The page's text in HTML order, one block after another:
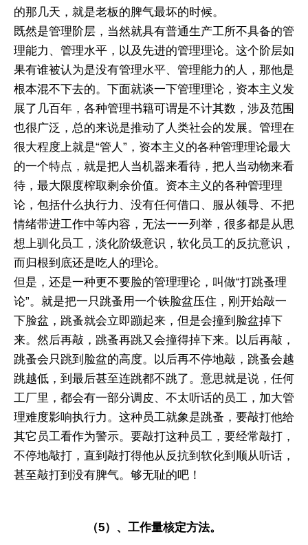
的那几天，就是老板的脾气最坏的时候。
既然是管理阶层，当然就具有普通生产工所不具备的管
理能力、管理水平，以及先进的管理理论。这个阶层如
果有谁被认为是没有管理水平、管理能力的人，那他是
根本混不下去的。下面就谈一下管理理论，资本主义发
展了几百年，各种管理书籍可谓是不计其数，涉及范围
也很广泛，总的来说是推动了人类社会的发展。管理在
很大程度上就是“管人”，资本主义的各种管理理论最大
的一个特点，就是把人当机器来看待，把人当动物来看
待，最大限度榨取剩余价值。资本主义的各种管理理
论，包括什么执行力、没有任何借口、服从领导、不把
情绪带进工作中等内容，无法一一列举，很多都是从思
想上驯化员工，淡化阶级意识，软化员工的反抗意识，
而归根到底还是吃人的理论。
但是，还是一种更不要脸的管理理论，叫做“打跳蚤理
论”。就是把一只跳蚤用一个铁脸盆压住，刚开始敲一
下脸盆，跳蚤就会立即蹦起来，但是会撞到脸盆掉下
来。然后再敲，跳蚤再跳又会撞得掉下来。以后再敲，
跳蚤会只跳到脸盆的高度。以后再不停地敲，跳蚤会越
跳越低，到最后甚至连跳都不跳了。意思就是说，任何
工厂里，都会有一部分调皮、不太听话的员工，加大管
理难度影响执行力。这种员工就象是跳蚤，要敲打他给
其它员工看作为警示。要敲打这种员工，要经常敲打，
不停地敲打，直到敲打得他从反抗到软化到顺从听话，
甚至敲打到没有脾气。够无耻的吧！
（5）、工作量核定方法。